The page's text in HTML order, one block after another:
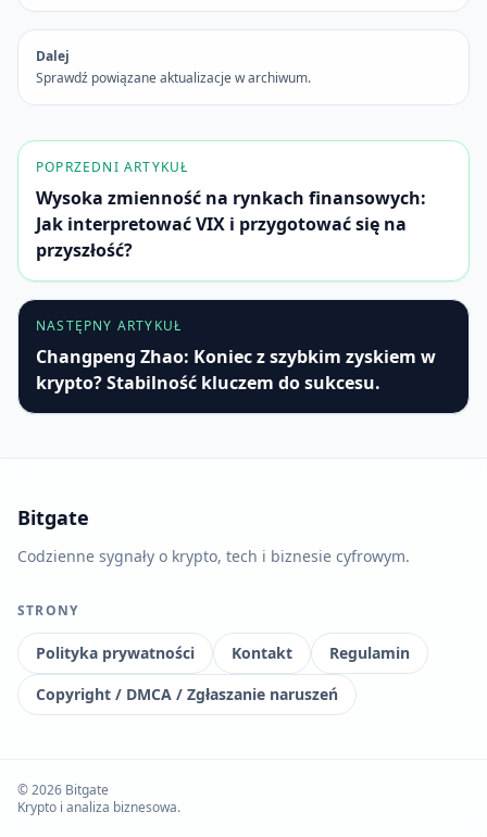
Dalej
Sprawdź powiązane aktualizacje w archiwum.
POPRZEDNI ARTYKUŁ
Wysoka zmienność na rynkach finansowych:
Jak interpretować VIX i przygotować się na
przyszłość?
NASTĘPNY ARTYKUŁ
Changpeng Zhao: Koniec z szybkim zyskiem w
krypto? Stabilność kluczem do sukcesu.
Bitgate
Codzienne sygnały o krypto, tech i biznesie cyfrowym.
STRONY
Polityka prywatności Kontakt
Regulamin
Copyright / DMCA / Zgłaszanie naruszeń
© 2026 Bitgate
Krypto i analiza biznesowa.